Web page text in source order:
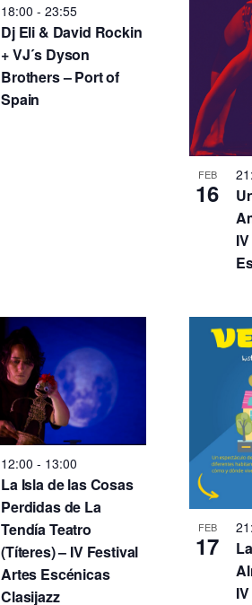
18:00 - 23:55
Dj Eli & David Rockin
+ VJ´s Dyson
Brothers – Port of
Spain
FEB
16
12:00 - 13:00
La Isla de las Cosas
Perdidas de La
Tendía Teatro
(Títeres) – IV Festival
Artes Escénicas
Clasijazz
FEB
17